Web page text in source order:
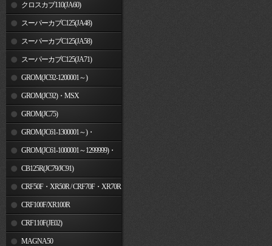
クロスカブ110(JA60)
スーパーカブC125(JA48)
スーパーカブC125(JA58)
スーパーカブC125(JA71)
GROM(JC92-1200001～)
GROM(JC92)・MSX
GROM(MLHJC92)
GROM(JC75)
GROM(JC61-1300001～)・
MSX125SF
GROM(JC61-1000001～1299999)・
MSX125CB125R(JC79/JC91)
CRF50F・XR50R / CRF70F・XR70R
CRF100F/XR100R
CRF110F(JE02)
MAGNA50